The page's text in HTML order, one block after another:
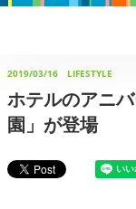
2019/03/16 LIFESTYLE
ホテルのアニ
園」が登場